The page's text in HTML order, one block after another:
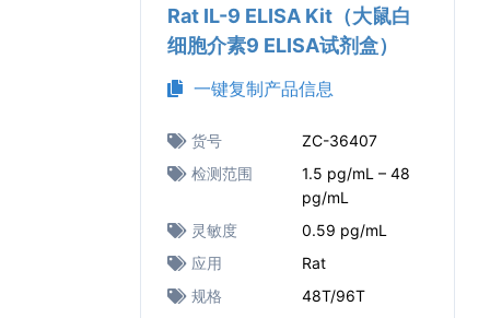
Rat IL-9 ELISA Kit（大鼠白
细胞介素9 ELISA试剂盒）
一键复制产品信息
货号
ZC-36407
检测范围
1.5 pg/mL – 48
pg/mL
灵敏度
0.59 pg/mL
应用
Rat
规格
48T/96T